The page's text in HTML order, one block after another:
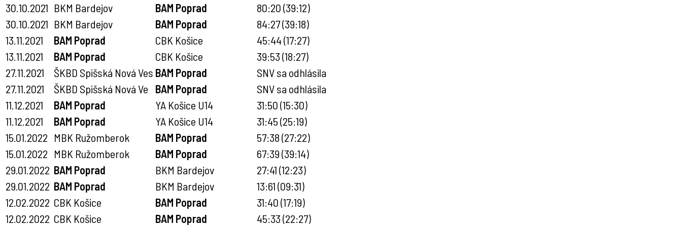
30.10.2021 BKM Bardejov BAM Poprad
80:20 (39:12)
30.10.2021 BKM Bardejov BAM Poprad
84:27 (39:18)
13.11.2021
BAM Poprad CBK Košice
45:44 (17:27)
13.11.2021
BAM Poprad CBK Košice
39:53 (18:27)
27.11.2021
ŠKBD Spišská Nová Ves BAM Poprad
SNV sa odhlásila
27.11.2021
ŠKBD Spišská Nová Ve BAM Poprad
SNV sa odhlásila
11.12.2021
BAM Poprad YA Košice U14
31:50 (15:30)
11.12.2021
BAM Poprad YA Košice U14
31:45 (25:19)
15.01.2022 MBK Ružomberok BAM Poprad
57:38 (27:22)
15.01.2022 MBK Ružomberok BAM Poprad
67:39 (39:14)
29.01.2022 BAM Poprad BKM Bardejov
27:41 (12:23)
29.01.2022 BAM Poprad BKM Bardejov
13:61 (09:31)
12.02.2022 CBK Košice BAM Poprad
31:40 (17:19)
12.02.2022 CBK Košice BAM Poprad
45:33 (22:27)